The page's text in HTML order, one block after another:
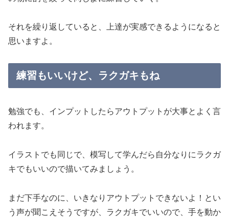
それを繰り返していると、上達が実感できるようになると
思いますよ。
練習もいいけど、ラクガキもね
勉強でも、インプットしたらアウトプットが大事とよく言
われます。
イラストでも同じで、模写して学んだら自分なりにラクガ
キでもいいので描いてみましょう。
まだ下手なのに、いきなりアウトプットできないよ！とい
う声が聞こえそうですが、ラクガキでいいので、手を動か